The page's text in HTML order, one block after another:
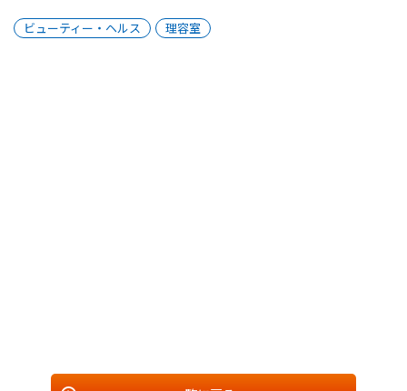
ビューティー・ヘルス 理容室